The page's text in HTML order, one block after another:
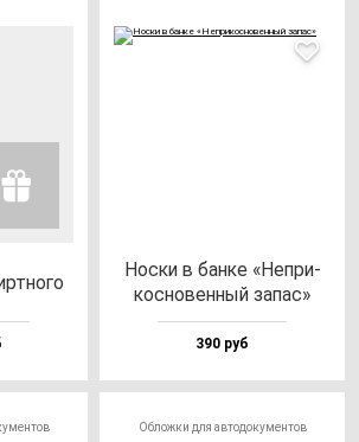
Нос­ки в бан­ке «Неп­ри­
кос­но­вен­ный за­пас»
390 руб
Обложки для автодокументов